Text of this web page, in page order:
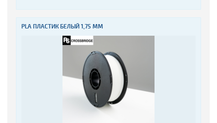
PLA ПЛАСТИК БЕЛЫЙ 1,75 ММ